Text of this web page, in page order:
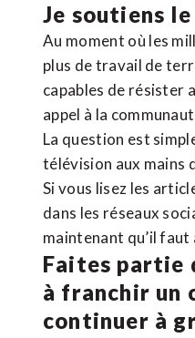
Je soutiens
Au moment où les
plus de travail de
capables de résister
appel à la
La question est
télévision aux mains
Si vous lisez les
dans les réseaux
maintenant qu’il faut
Faites partie
à franchir un
continuer à